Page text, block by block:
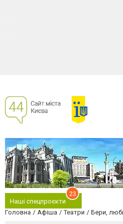
Наші спецпроєкти
23
Головна Афіша Театри Бери,